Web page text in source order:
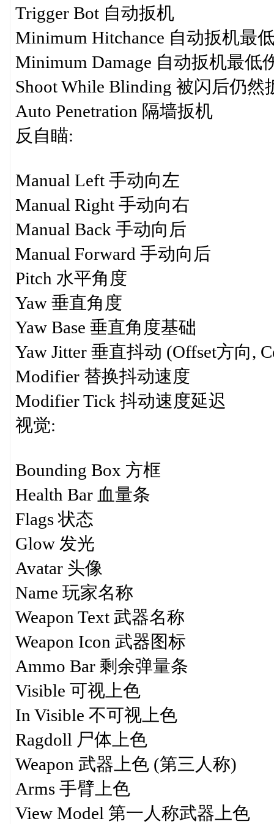
Trigger Bot 自动扳机
Minimum Hitchance 自动扳机最
Minimum Damage 自动扳机最低
Shoot While Blinding 被闪后仍然
Auto Penetration 隔墙扳机
反自瞄:
Manual Left 手动向左
Manual Right 手动向右
Manual Back 手动向后
Manual Forward 手动向后
Pitch 水平角度
Yaw 垂直角度
Yaw Base 垂直角度基础
Yaw Jitter 垂直抖动 (Offset方向,
Modifier 替换抖动速度
Modifier Tick 抖动速度延迟
视觉:
Bounding Box 方框
Health Bar 血量条
Flags 状态
Glow 发光
Avatar 头像
Name 玩家名称
Weapon Text 武器名称
Weapon Icon 武器图标
Ammo Bar 剩余弹量条
Visible 可视上色
In Visible 不可视上色
Ragdoll 尸体上色
Weapon 武器上色 (第三人称)
Arms 手臂上色
View Model 第一人称武器上色